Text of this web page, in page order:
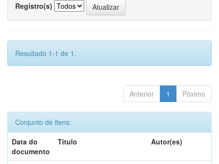
Registro(s)
Resultado 1-1 de 1.
Anterior 1 Póximo
Conjunto de itens:
Data do
documento
Título Autor(es)